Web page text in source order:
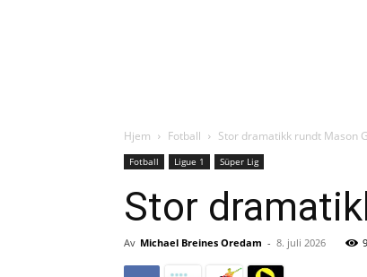
Hjem Fotball Stor dramatikk rundt Mason
Fotball Ligue 1 Süper Lig
Stor
Av Michael Breines Oredam - 8. juli 2026